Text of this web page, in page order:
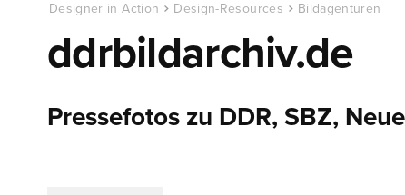
Designer in Action Design-Resources Bildagenturen
ddrbildarchiv.de
Pressefotos zu DDR, SBZ,